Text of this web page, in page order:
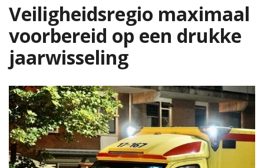
Veiligheidsregio maximaal
voorbereid op een drukke
jaarwisseling